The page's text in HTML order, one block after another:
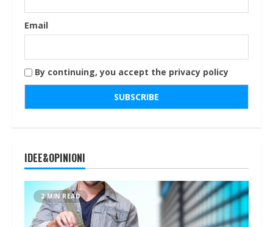
Email
By continuing, you accept the privacy policy
IDEE&OPINIONI
2 MIN READ